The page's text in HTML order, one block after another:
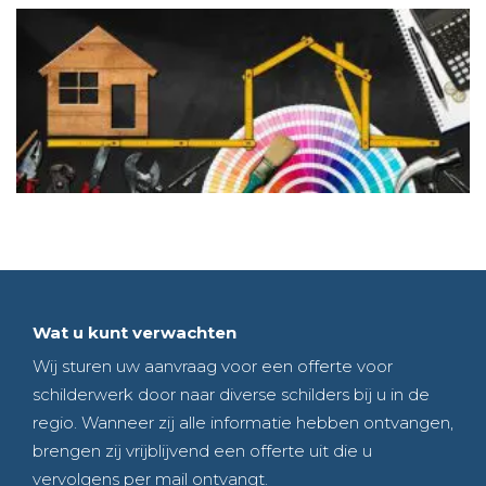
Wat u kunt verwachten
Wij sturen uw aanvraag voor een offerte voor
schilderwerk door naar diverse schilders bij u in de
regio. Wanneer zij alle informatie hebben ontvangen,
brengen zij vrijblijvend een offerte uit die u
vervolgens per mail ontvangt.